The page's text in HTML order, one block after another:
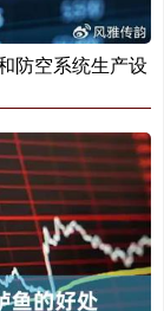
防空系统生产设